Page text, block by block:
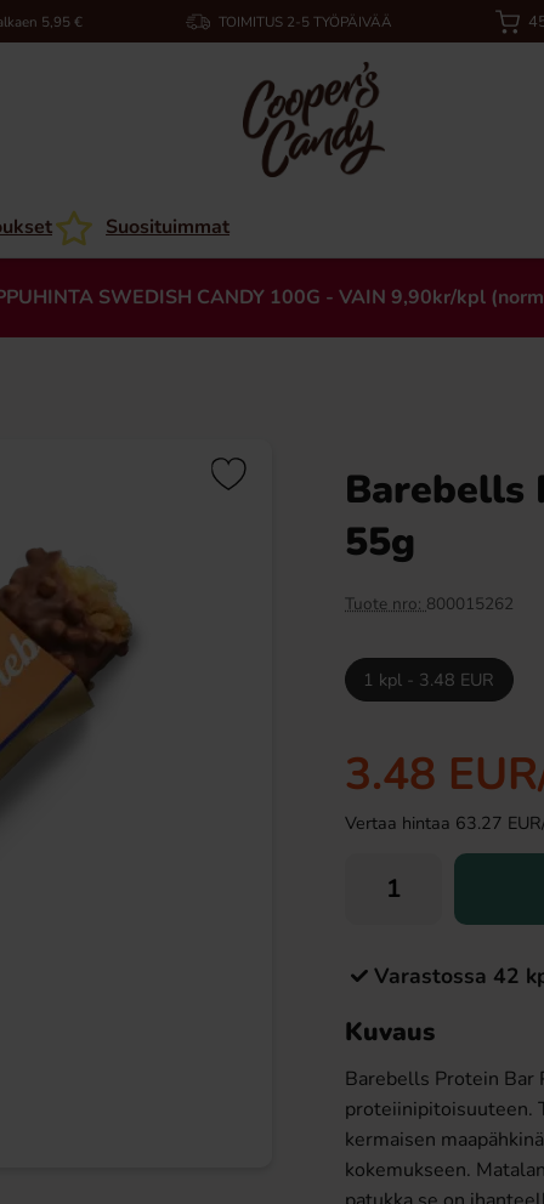
5,95 € TOIMITUS 2-5 TYÖPÄIVÄÄ
Suosituimmat
SWEDISH CANDY 100G - VAIN 9,90kr/kpl
1.19 EUR
Barebells
55g
Tuote nro: 800015262
1 kpl - 3.48 EUR
3.48 EUR
Vertaa hintaa 63.27
Varastossa 42
Kuvaus
Barebells Protein Bar
proteiinipitoisuuteen.
kermaisen
kokemukseen.